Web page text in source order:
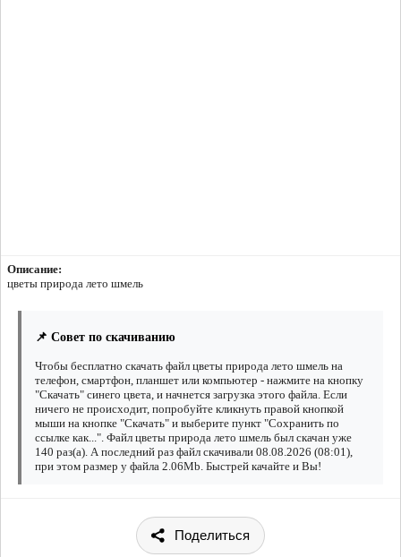
Описание:
цветы природа лето шмель
📌 Совет по скачиванию
Чтобы бесплатно скачать файл цветы природа лето шмель на
телефон, смартфон, планшет или компьютер - нажмите на кнопку
"Скачать" синего цвета, и начнется загрузка этого файла. Если
ничего не происходит, попробуйте кликнуть правой кнопкой
мыши на кнопке "Скачать" и выберите пункт "Сохранить по
ссылке как...". Файл цветы природа лето шмель был скачан уже
140 раз(а). А последний раз файл скачивали 08.08.2026 (08:01),
при этом размер у файла 2.06Mb. Быстрей качайте и Вы!
Поделиться